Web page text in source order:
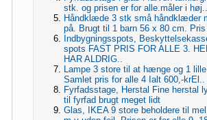
stk. og prisen er for alle.måler i høj..
Håndklæde 3 stk små håndklæder
på. Brugt til 1 barn 56 x 80 cm.
Indbygningsspots,
spots FAST PRIS FOR ALLE 3.
HAR ALDRIG..
Lampe 3 store til at hænge og 1
Samlet pris for alle 4 Ialt 600,-krEl..
Fyrfadsstage, Herstal Fine herstal
til fyrfad brugt meget lidt
Glas, IKEA 9 store beholdere til